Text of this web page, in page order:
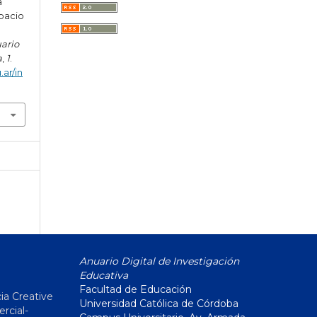
1.
in
Creative
Anuario Digital de Investigación
Educativa
Facultad de Educación
Universidad Católica de Córdoba